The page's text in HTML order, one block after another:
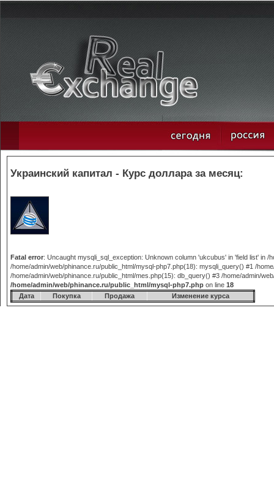
Украинский капитал - Курс доллара за месяц:
Fatal error: Uncaught mysqli_sql_exception: Unknown column 'ukcubus' in 'field list' in
/home/admin/web/phinance.ru/public_html/mysql-php7.php(18): mysqli_query() #1 /
/home/admin/web/phinance.ru/public_html/mes.php(15): db_query() #3 /home/admin/
/home/admin/web/phinance.ru/public_html/mysql-php7.php on line 18
Дата
Покупка Продажа Изменение курса